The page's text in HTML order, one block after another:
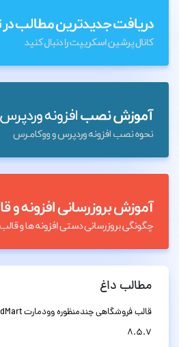
مطالب داغ
8.5.7